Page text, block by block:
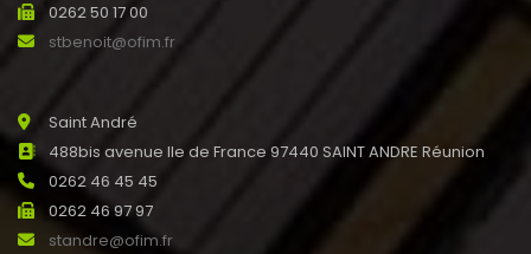
0262 50 17 00
stbenoit@ofim.fr
Saint André
488bis avenue Ile de France 97440 SAINT ANDRE Réunion
0262 46 45 45
0262 46 97 97
standre@ofim.fr